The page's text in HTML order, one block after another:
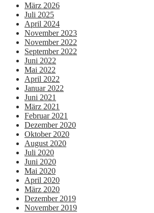
März 2026
Juli 2025
April 2024
November 2023
November 2022
September 2022
Juni 2022
Mai 2022
April 2022
Januar 2022
Juni 2021
März 2021
Februar 2021
Dezember 2020
Oktober 2020
August 2020
Juli 2020
Juni 2020
Mai 2020
April 2020
März 2020
Dezember 2019
November 2019